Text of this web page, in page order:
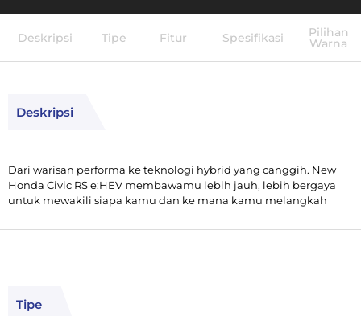
Deskripsi Tipe Fitur Spesifikasi Pilihan
Warna
Deskripsi
Dari warisan performa ke teknologi hybrid yang canggih. New
Honda Civic RS e:HEV membawamu lebih jauh, lebih bergaya
untuk mewakili siapa kamu dan ke mana kamu melangkah
Tipe